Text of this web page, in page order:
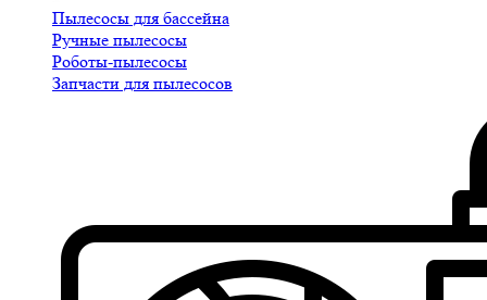
Пылесосы для бассейна
Ручные пылесосы
Роботы-пылесосы
Запчасти для пылесосов